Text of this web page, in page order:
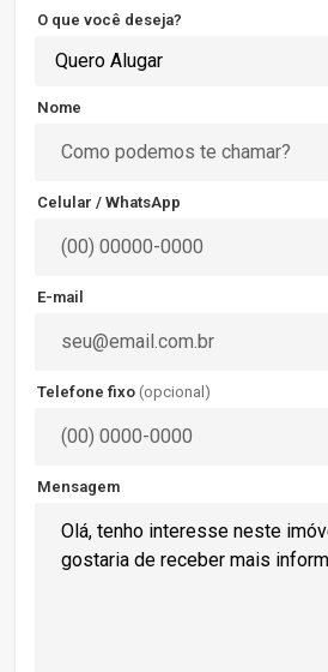
O que você deseja?
Quero Alugar
Nome
Celular / WhatsApp
E-mail
Telefone fixo (opcional)
Mensagem